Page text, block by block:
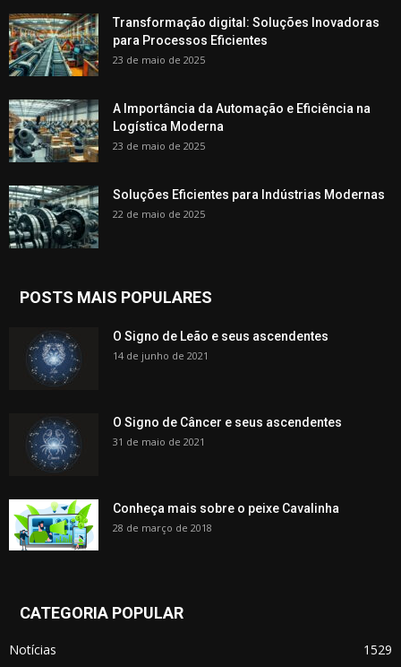
Transformação digital: Soluções Inovadoras
para Processos Eficientes
23 de maio de 2025
A Importância da Automação e Eficiência na
Logística Moderna
23 de maio de 2025
Soluções Eficientes para Indústrias Modernas
22 de maio de 2025
POSTS MAIS POPULARES
O Signo de Leão e seus ascendentes
14 de junho de 2021
O Signo de Câncer e seus ascendentes
31 de maio de 2021
Conheça mais sobre o peixe Cavalinha
28 de março de 2018
CATEGORIA POPULAR
Notícias
1529